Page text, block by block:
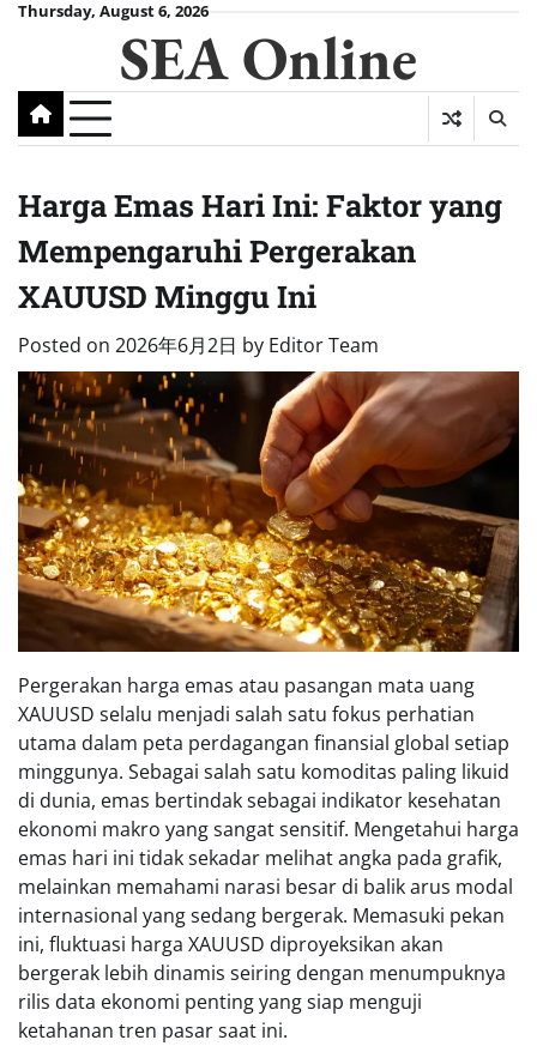
SkipThursday, August 6, 2026
SEA Online
Harga Emas Hari Ini: Faktor yang
Mempengaruhi Pergerakan
XAUUSD Minggu Ini
Posted on 2026年6月2日 by Editor Team
Pergerakan harga emas atau pasangan mata uang
XAUUSD selalu menjadi salah satu fokus perhatian
utama dalam peta perdagangan finansial global setiap
minggunya. Sebagai salah satu komoditas paling likuid
di dunia, emas bertindak sebagai indikator kesehatan
ekonomi makro yang sangat sensitif. Mengetahui harga
emas hari ini tidak sekadar melihat angka pada grafik,
melainkan memahami narasi besar di balik arus modal
internasional yang sedang bergerak. Memasuki pekan
ini, fluktuasi harga XAUUSD diproyeksikan akan
bergerak lebih dinamis seiring dengan menumpuknya
rilis data ekonomi penting yang siap menguji
ketahanan tren pasar saat ini.